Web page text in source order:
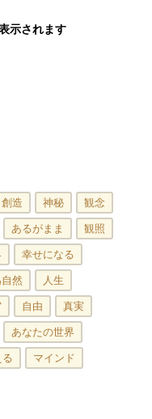
示されます
創造 神秘
観念
あるがまま
観照
幸せになる
然
人生
自由
真実
あなたの世界
マインド